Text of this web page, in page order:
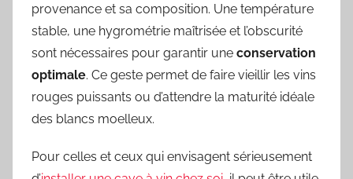
provenance et sa composition. Une température
stable, une hygrométrie maîtrisée et l’obscurité
sont nécessaires pour garantir une conservation
optimale. Ce geste permet de faire vieillir les vins
rouges puissants ou d’attendre la maturité idéale
des blancs moelleux.
Pour celles et ceux qui envisagent sérieusement